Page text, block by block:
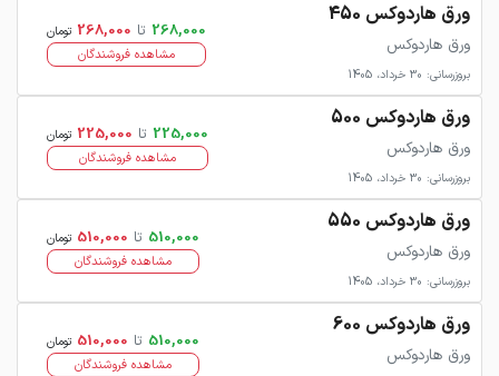
ورق هاردوکس 450
ورق هاردوکس
بروزرسانی: 30 خرداد، 1405
268,000 تا 268,000 تومان
مشاهده فروشندگان
ورق هاردوکس 500
ورق هاردوکس
بروزرسانی: 30 خرداد، 1405
225,000 تا 225,000 تومان
مشاهده فروشندگان
ورق هاردوکس 550
ورق هاردوکس
بروزرسانی: 30 خرداد، 1405
510,000 تا 510,000 تومان
مشاهده فروشندگان
ورق هاردوکس 600
ورق هاردوکس
510,000 تا 510,000 تومان
مشاهده فروشندگان